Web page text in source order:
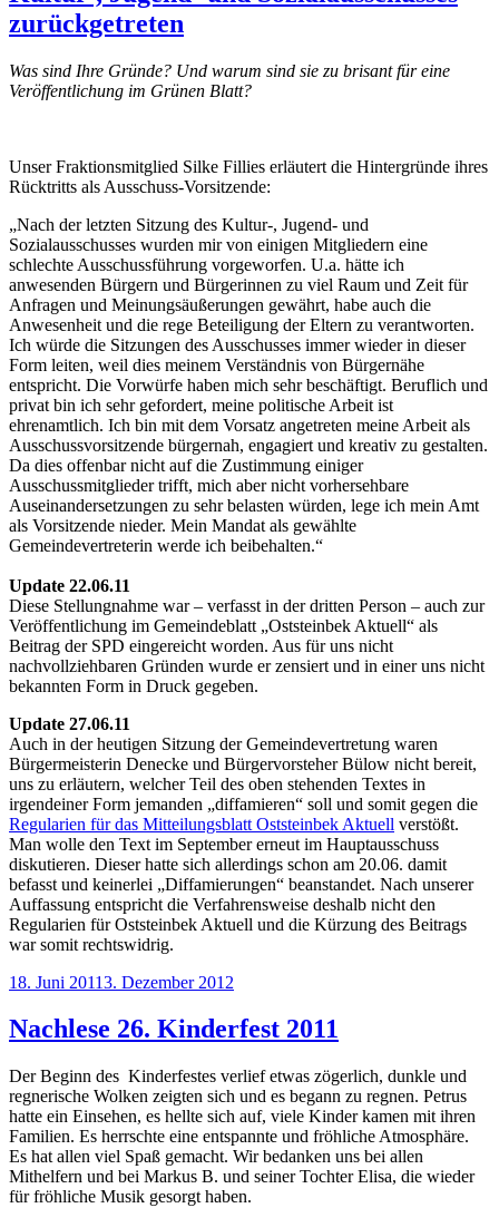
zurückgetreten
Was sind Ihre Gründe? Und warum sind sie zu brisant für eine
Veröffentlichung im Grünen Blatt?
Unser Fraktionsmitglied Silke Fillies erläutert die Hintergründe ihres
Rücktritts als Ausschuss-Vorsitzende:
„Nach der letzten Sitzung des Kultur-, Jugend- und
Sozialausschusses wurden mir von einigen Mitgliedern eine
schlechte Ausschussführung vorgeworfen. U.a. hätte ich
anwesenden Bürgern und Bürgerinnen zu viel Raum und Zeit für
Anfragen und Meinungsäußerungen gewährt, habe auch die
Anwesenheit und die rege Beteiligung der Eltern zu verantworten.
Ich würde die Sitzungen des Ausschusses immer wieder in dieser
Form leiten, weil dies meinem Verständnis von Bürgernähe
entspricht. Die Vorwürfe haben mich sehr beschäftigt. Beruflich und
privat bin ich sehr gefordert, meine politische Arbeit ist
ehrenamtlich. Ich bin mit dem Vorsatz angetreten meine Arbeit als
Ausschussvorsitzende bürgernah, engagiert und kreativ zu gestalten.
Da dies offenbar nicht auf die Zustimmung einiger
Ausschussmitglieder trifft, mich aber nicht vorhersehbare
Auseinandersetzungen zu sehr belasten würden, lege ich mein Amt
als Vorsitzende nieder. Mein Mandat als gewählte
Gemeindevertreterin werde ich beibehalten.“
Update 22.06.11
Diese Stellungnahme war – verfasst in der dritten Person – auch zur
Veröffentlichung im Gemeindeblatt „Oststeinbek Aktuell“ als
Beitrag der SPD eingereicht worden. Aus für uns nicht
nachvollziehbaren Gründen wurde er zensiert und in einer uns nicht
bekannten Form in Druck gegeben.
Update 27.06.11
Auch in der heutigen Sitzung der Gemeindevertretung waren
Bürgermeisterin Denecke und Bürgervorsteher Bülow nicht bereit,
uns zu erläutern, welcher Teil des oben stehenden Textes in
irgendeiner Form jemanden „diffamieren“ soll und somit gegen die
Regularien für das Mitteilungsblatt Oststeinbek Aktuell verstößt.
Man wolle den Text im September erneut im Hauptausschuss
diskutieren. Dieser hatte sich allerdings schon am 20.06. damit
befasst und keinerlei „Diffamierungen“ beanstandet. Nach unserer
Auffassung entspricht die Verfahrensweise deshalb nicht den
Regularien für Oststeinbek Aktuell und die Kürzung des Beitrags
war somit rechtswidrig.
Veröffentlicht
18. Juni 20113. Dezember 2012
Nachlese 26. Kinderfest 2011
Der Beginn des Kinderfestes verlief etwas zögerlich, dunkle und
regnerische Wolken zeigten sich und es begann zu regnen. Petrus
hatte ein Einsehen, es hellte sich auf, viele Kinder kamen mit ihren
Familien. Es herrschte eine entspannte und fröhliche Atmosphäre.
Es hat allen viel Spaß gemacht. Wir bedanken uns bei allen
Mithelfern und bei Markus B. und seiner Tochter Elisa, die wieder
für fröhliche Musik gesorgt haben.